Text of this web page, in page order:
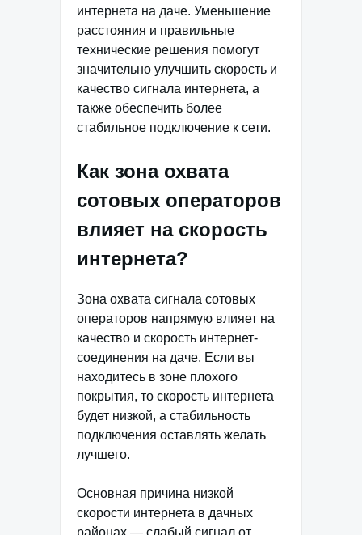
интернета на даче. Уменьшение
расстояния и правильные
технические решения помогут
значительно улучшить скорость и
качество сигнала интернета, а
также обеспечить более
стабильное подключение к сети.
Как зона охвата
сотовых операторов
влияет на скорость
интернета?
Зона охвата сигнала сотовых
операторов напрямую влияет на
качество и скорость интернет-
соединения на даче. Если вы
находитесь в зоне плохого
покрытия, то скорость интернета
будет низкой, а стабильность
подключения оставлять желать
лучшего.
Основная причина низкой
скорости интернета в дачных